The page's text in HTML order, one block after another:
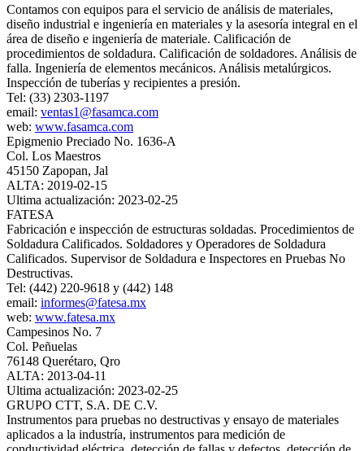
Contamos con equipos para el servicio de análisis de materiales,
diseño industrial e ingeniería en materiales y la asesoría integral en el
área de diseño e ingeniería de materiale. Calificación de
procedimientos de soldadura. Calificación de soldadores. Análisis de
falla. Ingeniería de elementos mecánicos. Análisis metalúrgicos.
Inspección de tuberías y recipientes a presión.
Tel: (33) 2303-1197
email: ventas1@fasamca.com
web: www.fasamca.com
Epigmenio Preciado No. 1636-A
Col. Los Maestros
45150 Zapopan, Jal
ALTA: 2019-02-15
Ultima actualización: 2023-02-25
FATESA
Fabricación e inspección de estructuras soldadas. Procedimientos de
Soldadura Calificados. Soldadores y Operadores de Soldadura
Calificados. Supervisor de Soldadura e Inspectores en Pruebas No
Destructivas.
Tel: (442) 220-9618 y (442) 148
email: informes@fatesa.mx
web: www.fatesa.mx
Campesinos No. 7
Col. Peñuelas
76148 Querétaro, Qro
ALTA: 2013-04-11
Ultima actualización: 2023-02-25
GRUPO CTT, S.A. DE C.V.
Instrumentos para pruebas no destructivas y ensayo de materiales
aplicados a la industría, instrumentos para medición de